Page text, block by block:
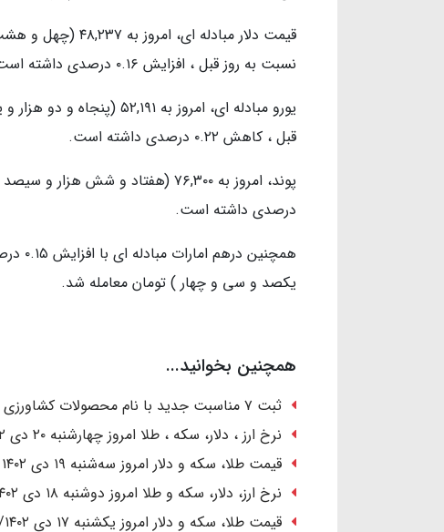
قیمت دلار
نسبت به روز قبل ، افزایش ۰.۱۶ درصدی داشته است.
یورو مبادله ای، امروز به
قبل ، کاهش ۰.۲۲ درصدی داشته است.
درصدی داشته است.
یکصد و سی و چهار ) تومان معامله شد.
همچنین بخوانید...
ثبت ۷ مناسبت جدید با نام محصولات کشاورزی در تقویم رسمی کشور
نرخ ارز ، دلار، سکه ، طلا امروز چهارشنبه ۲۰ دی ۱۴۰۲/ رشد قیمت‌ها
قیمت طلا، سکه و دلار امروز سه‌شنبه ۱۹ دی ۱۴۰۲ / صعود دسته‌جمعی قیمت‌ها
نرخ ارز، دلار، سکه و طلا امروز دوشنبه ۱۸ دی ۱۴۰۲/ کاهش قیمت طلا و سکه
قیمت طلا، سکه و دلار امروز یکشنبه ۱۷ دی ۱۴۰۲/ دلار ارزان شد؛ طلا گران